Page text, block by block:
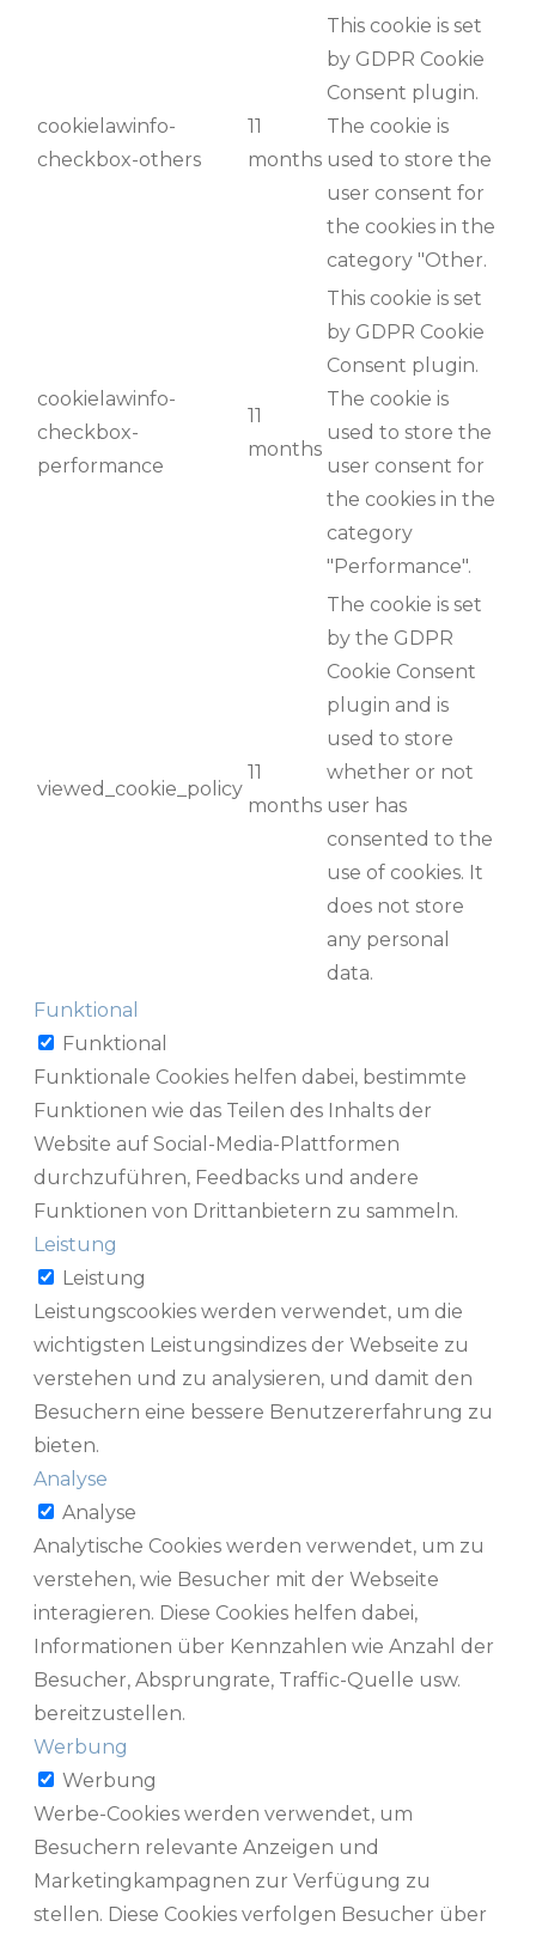
cookielawinfo-
checkbox-others
11
months
This cookie is set
by GDPR Cookie
Consent plugin.
The cookie is
used to store the
user consent for
the cookies in the
category "Other.
cookielawinfo-
checkbox-
performance
11
months
This cookie is set
by GDPR Cookie
Consent plugin.
The cookie is
used to store the
user consent for
the cookies in the
category
"Performance".
viewed_cookie_policy
11
months
The cookie is set
by the GDPR
Cookie Consent
plugin and is
used to store
whether or not
user has
consented to the
use of cookies. It
does not store
any personal
data.
Funktional
Funktional
Funktionale Cookies helfen dabei, bestimmte
Funktionen wie das Teilen des Inhalts der
Website auf Social-Media-Plattformen
durchzuführen, Feedbacks und andere
Funktionen von Drittanbietern zu sammeln.
Leistung
Leistung
Leistungscookies werden verwendet, um die
wichtigsten Leistungsindizes der Webseite zu
verstehen und zu analysieren, und damit den
Besuchern eine bessere Benutzererfahrung zu
bieten.
Analyse
Analyse
Analytische Cookies werden verwendet, um zu
verstehen, wie Besucher mit der Webseite
interagieren. Diese Cookies helfen dabei,
Informationen über Kennzahlen wie Anzahl der
Besucher, Absprungrate, Traffic-Quelle usw.
bereitzustellen.
Werbung
Werbung
Werbe-Cookies werden verwendet, um
Besuchern relevante Anzeigen und
Marketingkampagnen zur Verfügung zu
stellen. Diese Cookies verfolgen Besucher über